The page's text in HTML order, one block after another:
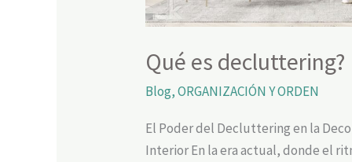
Qué es decluttering?
Blog,ORGANIZACIÓN Y ORDEN
El Poder del Decluttering en la
Interior En la era actual, donde el